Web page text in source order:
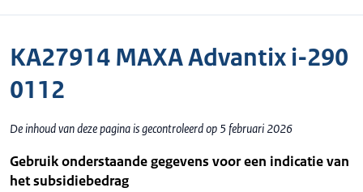
KA27914 MAXA Advantix i-290
0112
De inhoud van deze pagina is gecontroleerd op 5 februari 2026
Gebruik onderstaande gegevens voor een indicatie van
het subsidiebedrag